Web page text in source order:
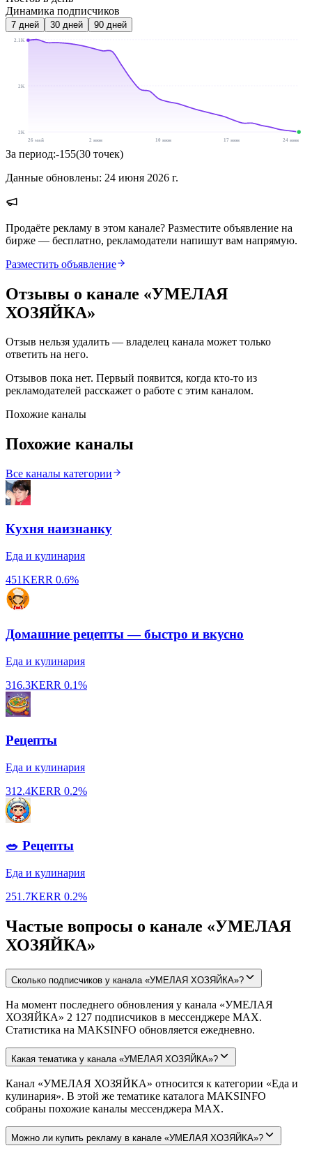
Динамика подписчиков
7 дней 30 дней 90 дней
2.1K
2K
2K
26 май
2 июн 10 июн 17 июн 24 июн
За период:-155(30 точек)
Данные обновлены: 24 июня 2026 г.
Продаёте рекламу в этом канале? Разместите объявление на
бирже — бесплатно, рекламодатели напишут вам напрямую.
Разместить объявление
Отзывы о канале «УМЕЛАЯ
ХОЗЯЙКА»
Отзыв нельзя удалить — владелец канала может только
ответить на него.
Отзывов пока нет. Первый появится, когда кто-то из
рекламодателей расскажет о работе с этим каналом.
Похожие каналы
Похожие каналы
Все каналы категории
Кухня наизнанку
Еда и кулинария
451KERR 0.6%
Домашние рецепты — быстро и вкусно
Еда и кулинария
316.3KERR 0.1%
Рецепты
Еда и кулинария
312.4KERR 0.2%
🥗 Рецепты
Еда и кулинария
251.7KERR 0.2%
Частые вопросы о канале «УМЕЛАЯ
ХОЗЯЙКА»
Сколько подписчиков у канала «УМЕЛАЯ ХОЗЯЙКА»?
На момент последнего обновления у канала «УМЕЛАЯ
ХОЗЯЙКА» 2 127 подписчиков в мессенджере MAX.
Статистика на MAKSINFO обновляется ежедневно.
Какая тематика у канала «УМЕЛАЯ ХОЗЯЙКА»?
Канал «УМЕЛАЯ ХОЗЯЙКА» относится к категории «Еда и
кулинария». В этой же тематике каталога MAKSINFO
собраны похожие каналы мессенджера MAX.
Можно ли купить рекламу в канале «УМЕЛАЯ ХОЗЯЙКА»?